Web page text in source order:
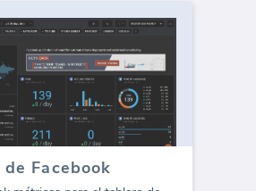
de Facebook